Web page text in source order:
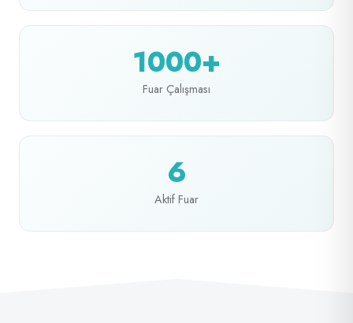
1000+
Fuar Çalışması
6
Aktif Fuar